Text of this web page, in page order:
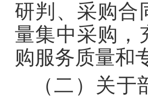
研判、采购合
量集中采购，
购服务质量和
（二）关